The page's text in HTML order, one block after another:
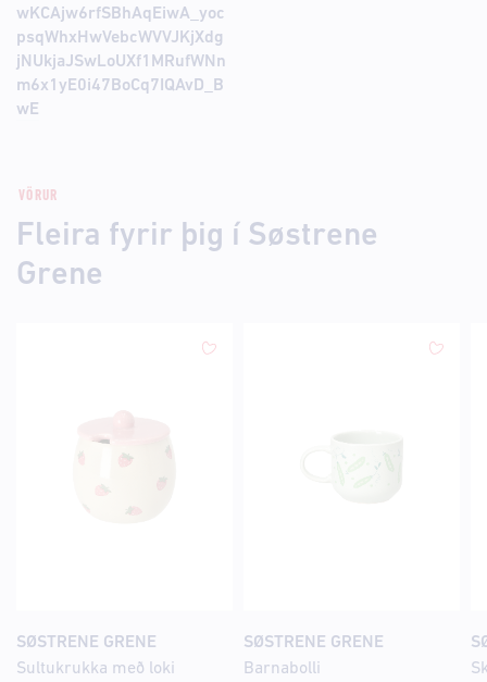
wKCAjw6rfSBhAqEiwA_yoc
psqWhxHwVebcWVVJKjXdg
jNUkjaJSwLoUXf1MRufWNn
m6x1yE0i47BoCq7IQAvD_B
wE
VÖRUR
Fleira fyrir þig í Søstrene
Grene
SØSTRENE GRENE
Sultukrukka með loki
SØSTRENE GRENE
Barnabolli